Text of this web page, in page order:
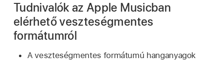
Tudnivalók az Apple Musicban
elérhető veszteségmentes
formátumról
A veszteségmentes formátumú hanganyagok